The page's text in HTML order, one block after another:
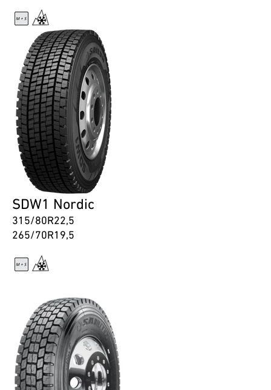
SDW1 Nordic
315/80R22,5
265/70R19,5